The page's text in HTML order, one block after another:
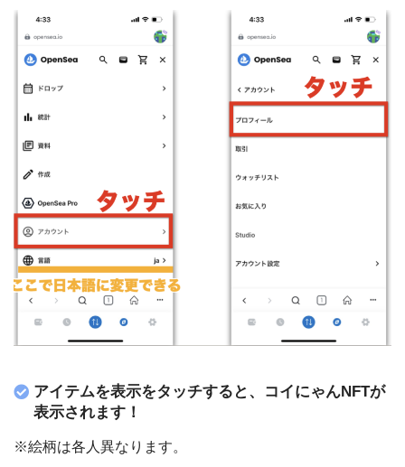
アイテムを表示をタッチすると、コイにゃんNFTが
表示されます！
※絵柄は各人異なります。